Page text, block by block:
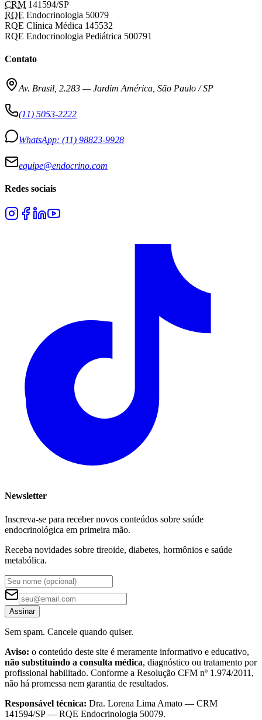
CRM 141594/SP
RQE Endocrinologia 50079
RQE Clínica Médica 145532
RQE Endocrinologia Pediátrica 500791
Contato
Av. Brasil, 2.283 —Jardim América, São Paulo / SP
(11) 5053-2222
WhatsApp: (11) 98823-9928
equipe@endocrino.com
Redes sociais
Newsletter
Inscreva-se para receber novos conteúdos sobre saúde
endocrinológica em primeira mão.
Receba novidades sobre tireoide, diabetes, hormônios e saúde
metabólica.
Assinar
Sem spam. Cancele quando quiser.
Aviso: o conteúdo deste site é meramente informativo e educativo,
não substituindo a consulta médica, diagnóstico ou tratamento por
profissional habilitado. Conforme a Resolução CFM nº 1.974/2011,
não há promessa nem garantia de resultados.
Responsável técnica: Dra. Lorena Lima Amato — CRM
141594/SP — RQE Endocrinologia 50079.